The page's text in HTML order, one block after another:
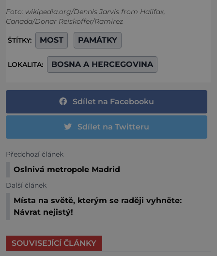
Foto: wikipedia.org/Dennis Jarvis from Halifax,
Canada/Donar Reiskoffer/Ramirez
ŠTÍTKY: MOST PAMÁTKY
LOKALITA: BOSNA A HERCEGOVINA
Sdílet na Facebooku
Sdílet na Twitteru
Předchozí článek
Oslnivá metropole Madrid
Další článek
Místa na světě, kterým se raději vyhněte:
Návrat nejistý!
SOUVISEJÍCÍ ČLÁNKY